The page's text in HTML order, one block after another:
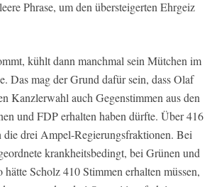
Phrase, um den übersteigerten Ehrgeiz
kühlt dann manchmal sein Mütchen im
Das mag der Grund dafür sein, dass Olaf
Kanzlerwahl auch Gegenstimmen aus den
und FDP erhalten haben dürfte. Über 416
die drei Ampel-Regierungsfraktionen. Bei
krankheitsbedingt, bei Grünen und
Scholz 410 Stimmen erhalten müssen,